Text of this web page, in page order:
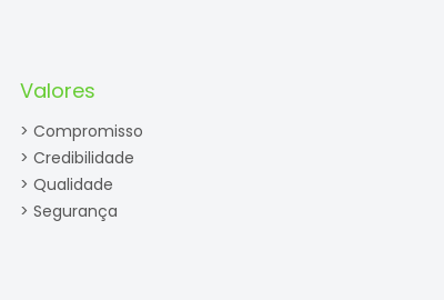
Valores
> Compromisso
> Credibilidade
> Qualidade
> Segurança